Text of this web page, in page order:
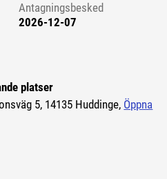
Antagningsbesked
2026-12-07
platser
5, 14135 Huddinge, Öppna
sida.)